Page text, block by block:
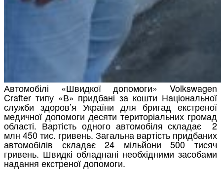
Автомобілі «Швидкої допомоги» Volkswagen
Crafter типу «В» придбані за кошти Національної
служби здоров’я України для бригад екстреної
медичної допомоги десяти територіальних громад
області. Вартість одного автомобіля складає 2
млн 450 тис. гривень. Загальна вартість придбаних
автомобілів складає 24 мільйони 500 тисяч
гривень. Швидкі обладнані необхідними засобами
надання екстреної допомоги.